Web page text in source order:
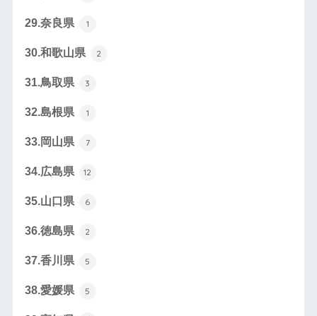
29.奈良県 1
30.和歌山県 2
31.鳥取県 3
32.島根県 1
33.岡山県 7
34.広島県 12
35.山口県 6
36.徳島県 2
37.香川県 5
38.愛媛県 5